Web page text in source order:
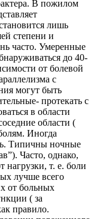
В пожилом
лишь
степени и
часто. Умеренные
до 40-
от болевой
с
могут быть
протекать с
в области
области (
Иногда
Типичны ночные
Часто, однако,
нагрузки, т. е. боли
лучше всего
от больных
( за
правило.